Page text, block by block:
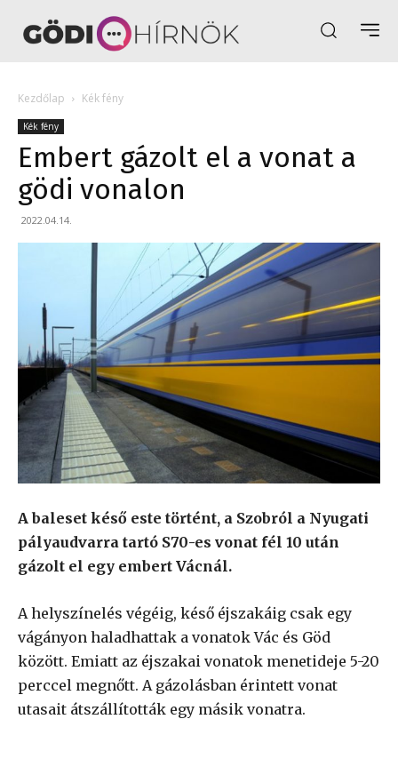
Kezdőlap Kék fény
Kék fény
Embert gázolt el a vonat a
gödi vonalon
2022.04.14.
A baleset késő este történt, a Szobról a Nyugati
pályaudvarra tartó S70-es vonat fél 10 után
gázolt el egy embert Vácnál.
A helyszínelés végéig, késő éjszakáig csak egy
vágányon haladhattak a vonatok Vác és Göd
között. Emiatt az éjszakai vonatok menetideje 5-20
perccel megnőtt. A gázolásban érintett vonat
utasait átszállították egy másik vonatra.